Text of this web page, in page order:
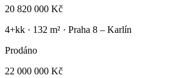
20 820 000 Kč
4+kk · 132 m² · Praha 8 – Karlín
Prodáno
22 000 000 Kč